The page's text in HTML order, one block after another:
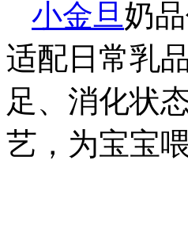
小金旦奶
适配日常乳
足、消化状
艺，为宝宝